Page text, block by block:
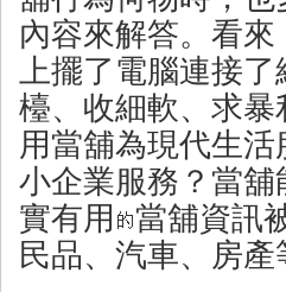
內容來解答。看來
上擺了電腦連接了
檯、收細軟、求暴
用當舖為現代生
小企業服務？當
實有用
當舖資訊
民品、汽車、房產